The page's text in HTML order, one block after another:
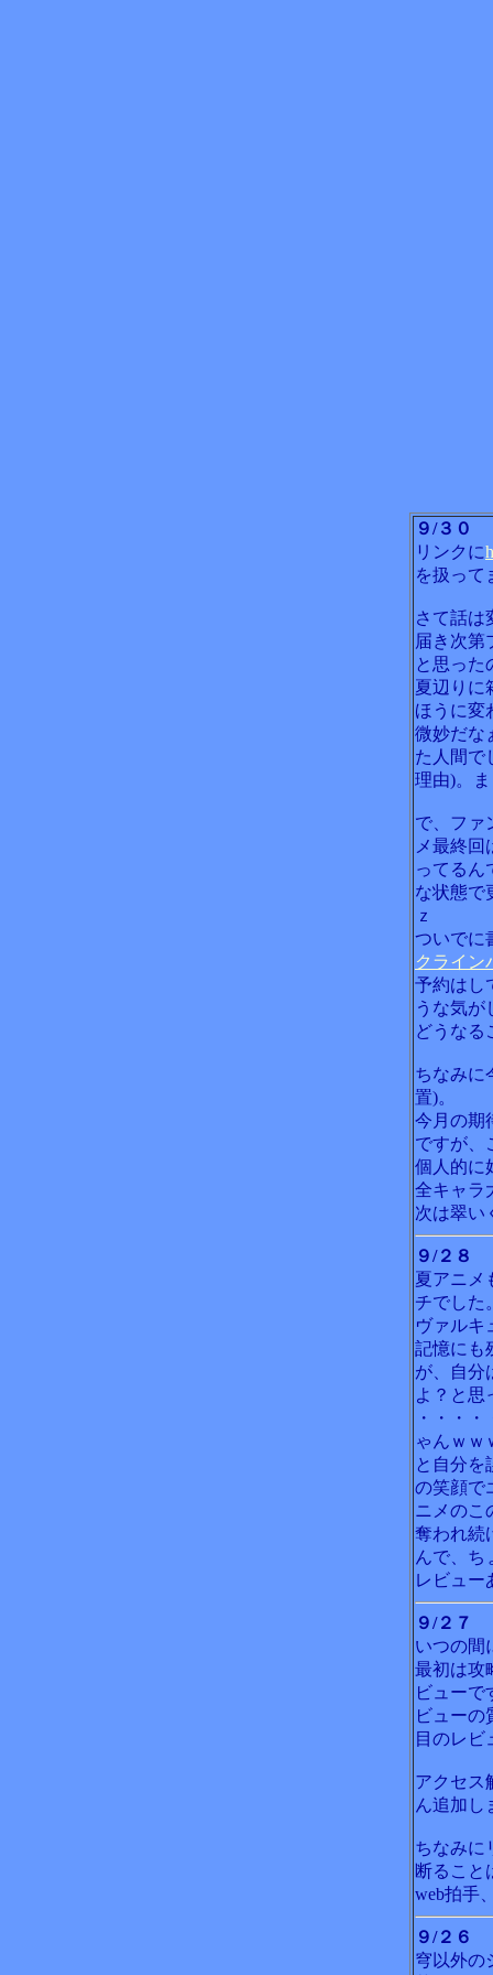
９/３０
リンクに
を扱って
さて話は
届き次第
と思った
夏辺りに
ほうに変
微妙だな
た人間で
理由)。
で、ファ
メ最終
ってるん
な状態で
ｚ
ついでに
クライン
予約はし
うな気が
どうなる
ちなみに
置)。
今月の期
ですが、
個人的に
全キャラ
次は翠い
９/２８
夏アニメ
チでした
ヴァルキ
記憶にも
が、自分
よ？と思
・・・
ゃんｗｗ
と自分を
の笑顔で
ニメのこ
奪われ続
んで、ち
レビュー
９/２７
いつの間
最初は攻
ビューで
ビューの
目のレビ
アクセス
ん追加し
ちなみに
断ること
web拍手
９/２６
穹以外の